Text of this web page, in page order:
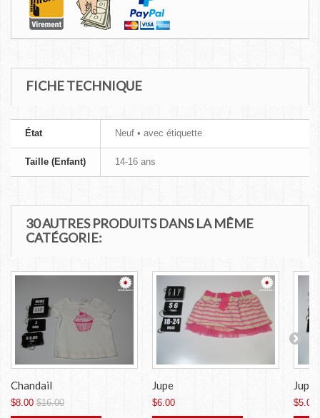
FICHE TECHNIQUE
État Neuf • avec étiquette
Taille (Enfant) 14-16 ans
30 AUTRES PRODUITS DANS LA MÊME
CATÉGORIE:
Chandail
$8.00 $16.00
Jupe
$6.00
Jupe
$5.00